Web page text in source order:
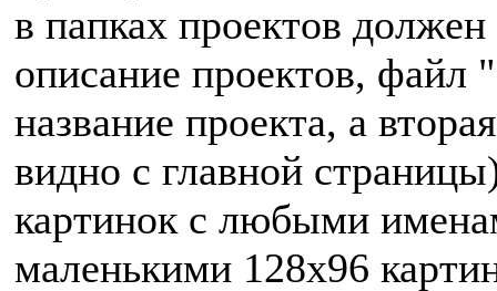
в папках проектов
описание проектов, файл
название проекта, а
видно с главной
картинок с любыми
маленькими 128х96